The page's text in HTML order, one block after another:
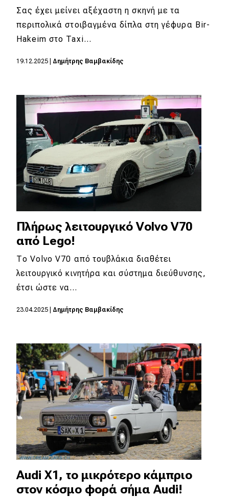
Αγώνες
Formula 1
WRC
Eco
Νέα
Τεχνολογία
Mobility
Σταθμοί φόρτισης
Classic
Νέα
Παρουσιάσεις
DRIVE Away
MOTO
Μεταχειρισμένο
Οδηγός αγοράς
Συμβουλές
Χρηστικά
Συμβουλές
ΚΤΕΟ
Σας έχει μείνει αξέχαστη η σκηνή με τα
περιπολικά στοιβαγμένα δίπλα στη γέφυρα Bir-
Hakeim στο Taxi…
19.12.2025 Δημήτρης Βαμβακίδης
Πλήρως λειτουργικό Volvo V70
από Lego!
Το Volvo V70 από τουβλάκια διαθέτει
λειτουργικό κινητήρα και σύστημα διεύθυνσης,
έτσι ώστε να…
23.04.2025 Δημήτρης Βαμβακίδης
Audi X1, το μικρότερο κάμπριο
στον κόσμο φορά σήμα Audi!